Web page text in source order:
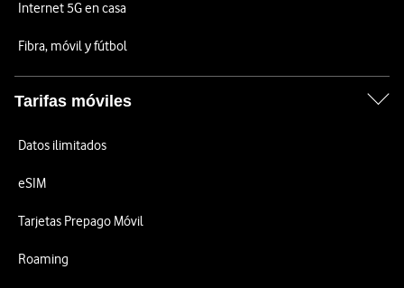
Internet 5G en casa
Fibra, móvil y fútbol
Tarifas móviles
Datos ilimitados
eSIM
Tarjetas Prepago Móvil
Roaming